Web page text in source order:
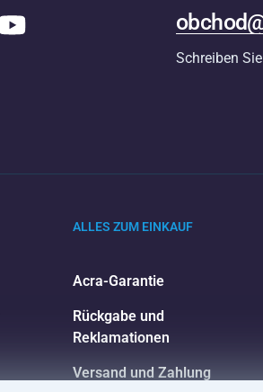
Schreiben
ALLES ZUM EINKAUF
Acra-Garantie
Rückgabe und
Reklamationen
Versand und Zahlung